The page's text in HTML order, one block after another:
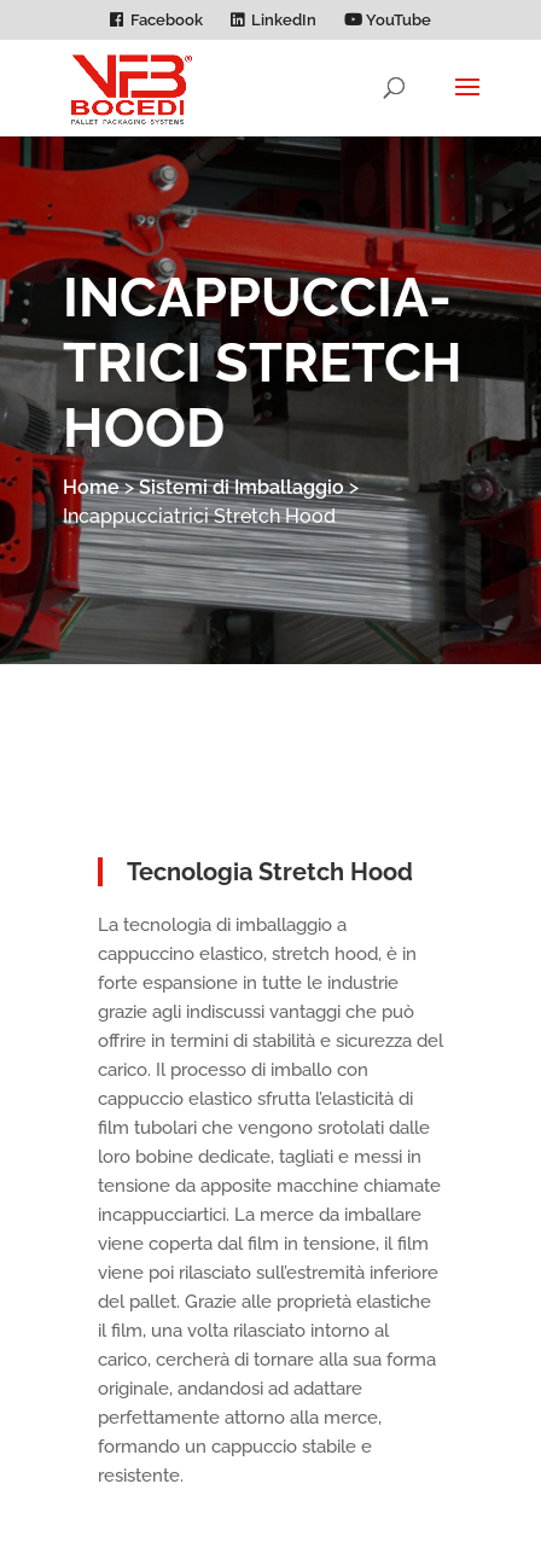
Facebook LinkedIn YouTube
INCAPPUCCIA­
TRICI STRETCH
HOOD
Home>Sistemi di Imballaggio>
Incappuccia­trici Stretch Hood
Tecnologia Stretch Hood
La tecnologia di imballaggio a
cappuccino elastico, stretch hood, è in
forte espansione in tutte le industrie
grazie agli indiscussi vantaggi che può
offrire in termini di stabilità e sicurezza del
carico. Il processo di imballo con
cappuccio elastico sfrutta l’elasticità di
film tubolari che vengono srotolati dalle
loro bobine dedicate, tagliati e messi in
tensione da apposite macchine chiamate
incappucciartici. La merce da imballare
viene coperta dal film in tensione, il film
viene poi rilasciato sull’estremità inferiore
del pallet. Grazie alle proprietà elastiche
il film, una volta rilasciato intorno al
carico, cercherà di tornare alla sua forma
originale, andandosi ad adattare
perfettamente attorno alla merce,
formando un cappuccio stabile e
resistente.